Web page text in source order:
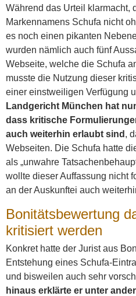
Während das Urteil klarmacht,
Markennamens Schufa nicht
es noch einen pikanten
wurden nämlich auch fünf
Webseite, welche die Schufa
musste die Nutzung dieser
einer einstweiligen Verfügung
Landgericht München hat
dass kritische
auch weiterhin erlaubt sind ,
Webseiten. Die Schufa hatte
als „unwahre
wollte dieser Auffassung nicht
an der Auskunftei auch
Bonitätsbewertung
kritisiert werden
Konkret hatte der Jurist aus
Entstehung eines Schufa-
und bisweilen auch sehr
hinaus erklärte er unter